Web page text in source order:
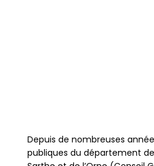
Depuis de nombreuses
publiques du département